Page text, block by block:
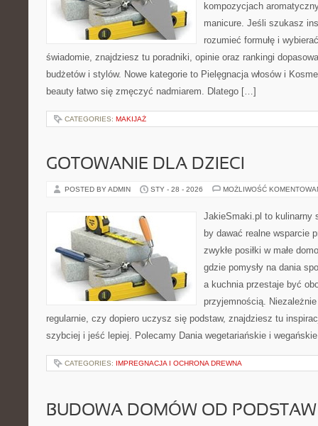
kompozycjach
manicure. Jeśli szukasz
rozumieć formułę i
świadomie, znajdziesz tu poradniki, opinie oraz rankingi
budżetów i stylów. Nowe kategorie to Pielęgnacja włosów i
beauty łatwo się zmęczyć nadmiarem. Dlatego […]
CATEGORIES: MAKIJAŻ
GOTOWANIE DLA DZIECI
POSTED BY ADMIN STY - 28 - 2026 MOŻLIWOŚĆ
JakieSmaki.pl to kulinarny
by dawać realne wsparcie
zwykłe posiłki w małe
gdzie pomysły na dania
a kuchnia przestaje być
przyjemnością.
regularnie, czy dopiero uczysz się podstaw, znajdziesz tu
szybciej i jeść lepiej. Polecamy Dania wegetariańskie i
CATEGORIES: IMPREGNACJA I OCHRONA DREWNA
BUDOWA DOMÓW OD PODSTAW